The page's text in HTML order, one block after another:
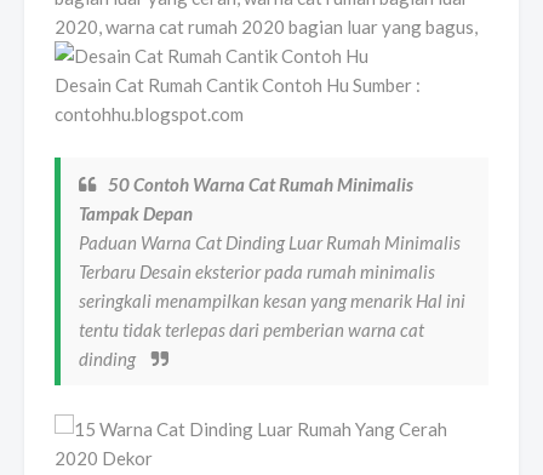
2020, warna cat rumah 2020 bagian luar yang bagus,
Desain Cat Rumah Cantik Contoh Hu Sumber :
contohhu.blogspot.com
50 Contoh Warna Cat Rumah Minimalis
Tampak Depan
Paduan Warna Cat Dinding Luar Rumah Minimalis
Terbaru Desain eksterior pada rumah minimalis
seringkali menampilkan kesan yang menarik Hal ini
tentu tidak terlepas dari pemberian warna cat
dinding